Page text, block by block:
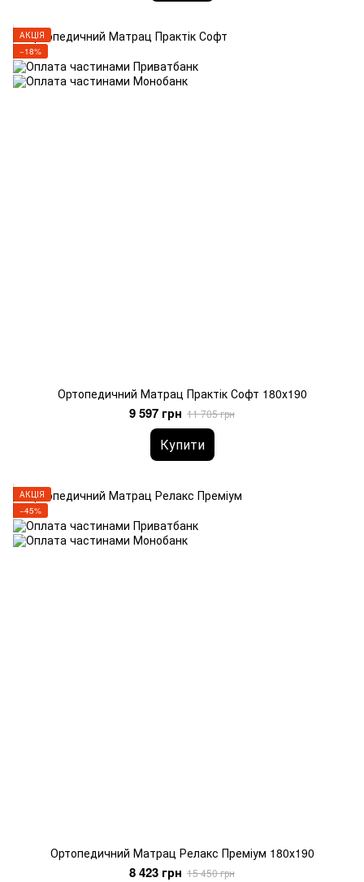
АКЦІЯ
−18%
Ортопедичний Матрац Практік Софт 180х190
9 597 грн 11 705 грн
Купити
АКЦІЯ
−45%
Ортопедичний Матрац Релакс Преміум 180х190
8 423 грн 15 450 грн